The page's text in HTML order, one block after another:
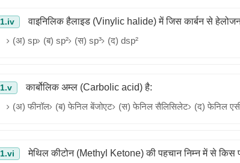
1.iv
वाइनिलिक हैलाइड (Vinylic halide) में जिस कार्बन से
(अ) sp
(ब) sp² (स) sp³ (द) dsp²
1.v
कार्बोलिक अम्ल (Carbolic acid) है:
(अ) फीनॉल
(ब) फेनिल बेंजोएट (स) फेनिल सैलिसिलेट (द) फेनिल
1.vi
मेथिल कीटोन (Methyl Ketone) की पहचान निम्न में से किस